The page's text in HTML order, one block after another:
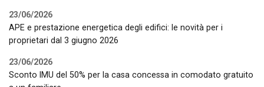
23/06/2026
APE e prestazione energetica degli edifici: le novità per i
proprietari dal 3 giugno 2026
23/06/2026
Sconto IMU del 50% per la casa concessa in comodato gratuito